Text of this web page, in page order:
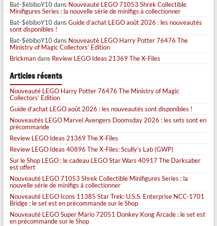
Bat-$ébiboY10dans Nouveauté LEGO 71053 Shrek Collectible
Minifigures Series : la nouvelle série de minifigs à collectionner
Bat-$ébiboY10dans Guide d’achat LEGO août 2026 : les nouveautés
sont disponibles !
Bat-$ébiboY10dans Nouveauté LEGO Harry Potter 76476 The
Ministry of Magic Collectors’ Edition
Brickmandans Review LEGO Ideas 21369 The X-Files
Articles récents
Nouveauté LEGO Harry Potter 76476 The Ministry of Magic
Collectors’ Edition
Guide d’achat LEGO août 2026 : les nouveautés sont disponibles !
Nouveautés LEGO Marvel Avengers Doomsday 2026 : les sets sont en
précommande
Review LEGO Ideas 21369 The X-Files
Review LEGO Ideas 40896 The X-Files: Scully’s Lab (GWP)
Sur le Shop LEGO : le cadeau LEGO Star Wars 40917 The Darksaber
est offert
Nouveauté LEGO 71053 Shrek Collectible Minifigures Series : la
nouvelle série de minifigs à collectionner
Nouveauté LEGO Icons 11385 Star Trek: U.S.S. Enterprise NCC-1701
Bridge : le set est en précommande sur le Shop
Nouveauté LEGO Super Mario 72051 Donkey Kong Arcade : le set est
en précommande sur le Shop